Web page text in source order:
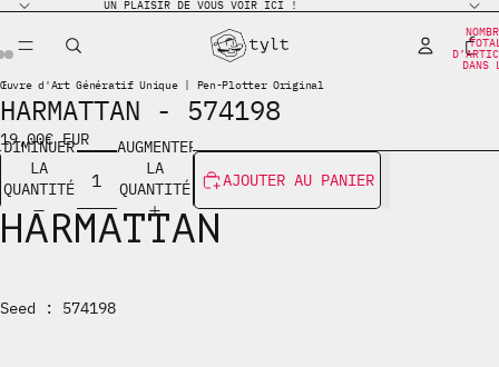
UN PLAISIR DE VOUS VOIR ICI !
DANS
Œuvre d'Art Génératif Unique | Pen-Plotter Original
HARMATTAN - 574198
19,00€ EUR
DIMINUER
LA
QUANTITÉ
AUGMENTER
LA
QUANTITÉ
AJOUTER AU PANIER
HARMATTAN
Seed : 574198